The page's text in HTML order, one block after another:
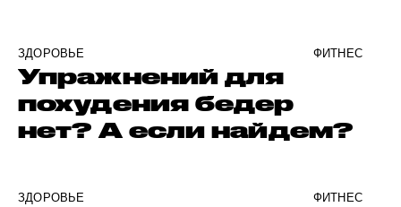
ЗДОРОВЬЕ ФИТНЕС
Упражнений для
похудения бедер
нет? А если найдем?
ЗДОРОВЬЕ ФИТНЕС